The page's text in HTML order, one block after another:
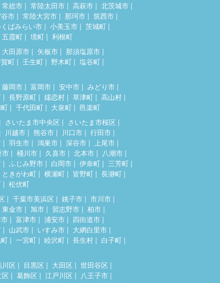
常総市
常陸太田市 高萩市
北茨城市
市
常陸大宮市 那珂市
筑西市
ばみらい市
小美玉市
茨城町
五霞町
境町
利根町
大田原市
矢板市
那須塩原市
町
壬生町 野木町 塩谷町
藤岡市 富岡市 安中市
みどり市
長野原町 嬬恋村 草津町
高山村
千代田町 大泉町
邑楽町
さいたま市中央区
さいたま市桜区
川越市
熊谷市 川口市
行田市
羽生市 鴻巣市 深谷市
上尾市
市
桶川市 久喜市 北本市
八潮市
ふじみ野市 白岡市 伊奈町
三芳町
ときがわ町
横瀬町 皆野町
長瀞町
松伏町
千葉市美浜区 銚子市
市川市
東金市
旭市 習志野市
柏市
富津市 浦安市
四街道市
山武市 いすみ市
大網白里市
一宮町 睦沢町 長生村 白子町
川区 目黒区 大田区
世田谷区
葛飾区 江戸川区
八王子市